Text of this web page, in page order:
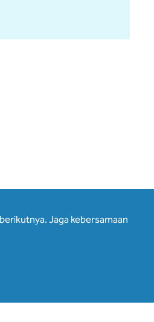
Jaga kebersamaan